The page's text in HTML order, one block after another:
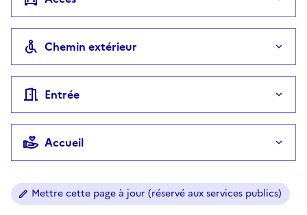
Chemin extérieur
Entrée
Accueil
Mettre cette page à jour (réservé aux services publics)